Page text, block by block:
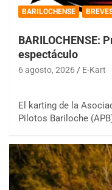
BARILOCHENSE
BARILOCHENSE:
espectáculo
6 agosto, 2026 E-Kart
El karting de la
Pilotos Bariloche